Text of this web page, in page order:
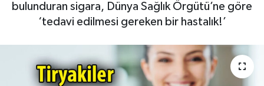
bulunduran sigara, Dünya Sağlık Örgütü’ne göre
‘tedavi edilmesi gereken bir hastalık!’
SAĞLIK
EKONOMİ
Puan Durumu ve Fikstür
Son Dakika Haberleri